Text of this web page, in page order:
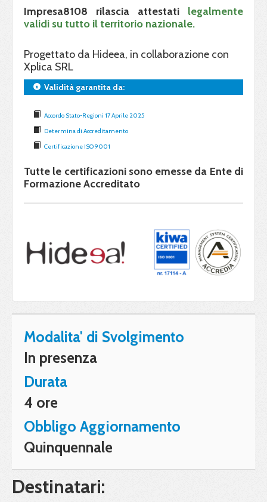
Impresa8108 rilascia attestati legalmente
validi su tutto il territorio nazionale.
Progettato da Hideea, in collaborazione con
Xplica SRL
Validità garantita da:
Accordo Stato-Regioni 17 Aprile 2025
Determina di Accreditamento
Certificazione ISO 9001
Tutte le certificazioni sono emesse da Ente di
Formazione Accreditato
Modalita' di Svolgimento
In presenza
Durata
4 ore
Obbligo Aggiornamento
Quinquennale
Destinatari: